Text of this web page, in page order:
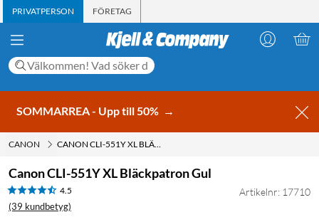
PRIVATPERSON FÖRETAG
SOMMARREA - Upp till 50% →
CANON CANON CLI-551Y XL BLÄCKPATRON GUL
Canon CLI-551Y XL Bläckpatron Gul
4.5
(39 kundbetyg)
Artikelnr: 17710